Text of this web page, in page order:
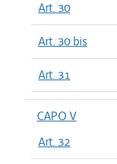
Art. 30
Art. 30 bis
Art. 31
CAPO V
Art. 32